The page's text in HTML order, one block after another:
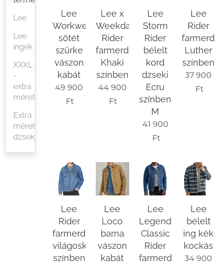
Lee
Lee
ingek
XXXL
-
extra
méretek
Extra
méretű
dzsekik
Lee
Workwear
sötét
szürke
vászon
kabát
49 900
Ft
Lee x
Weekday
Rider
farmerdzseki
Khaki
színben
44 900
Ft
Lee
Storm
Rider
bélelt
kord
dzseki
Ecru
színben
M
41 900
Ft
Lee
Rider
Luther
színben
37 900
Ft
Lee
Rider
farmerdzseki
világoskék
színben
Lee
Loco
barna
vászon
kabát
Lee
Legendary
Classic
Rider
farmerdzseki
Lee
bélelt
ing kék
kockás
34 900